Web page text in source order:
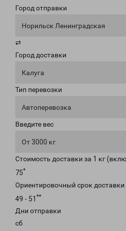
Город отправки
Норильск Ленинградская
⇄
Город доставки
Калуга
Тип перевозки
Автоперевозка
Введите вес
От 3000 кг
Стоимость доставки за 1 кг
75*
Ориентировочный срок доставки
49 - 51 **
Дни отправки
сб